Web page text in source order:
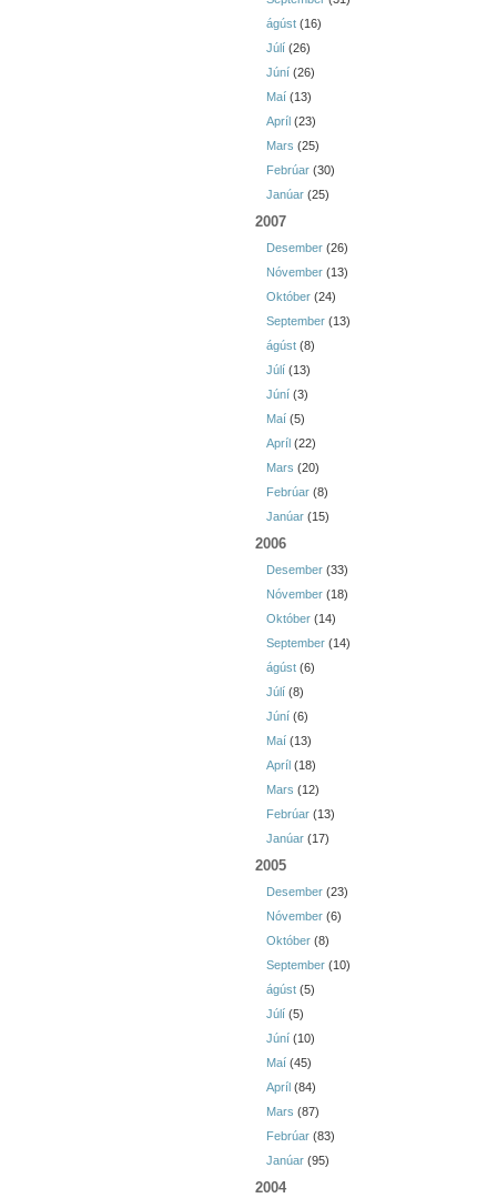
ágúst (16)
Júlí (26)
Júní (26)
Maí (13)
Apríl (23)
Mars (25)
Febrúar (30)
Janúar (25)
2007
Desember (26)
Nóvember (13)
Október (24)
September (13)
ágúst (8)
Júlí (13)
Júní (3)
Maí (5)
Apríl (22)
Mars (20)
Febrúar (8)
Janúar (15)
2006
Desember (33)
Nóvember (18)
Október (14)
September (14)
ágúst (6)
Júlí (8)
Júní (6)
Maí (13)
Apríl (18)
Mars (12)
Febrúar (13)
Janúar (17)
2005
Desember (23)
Nóvember (6)
Október (8)
September (10)
ágúst (5)
Júlí (5)
Júní (10)
Maí (45)
Apríl (84)
Mars (87)
Febrúar (83)
Janúar (95)
2004